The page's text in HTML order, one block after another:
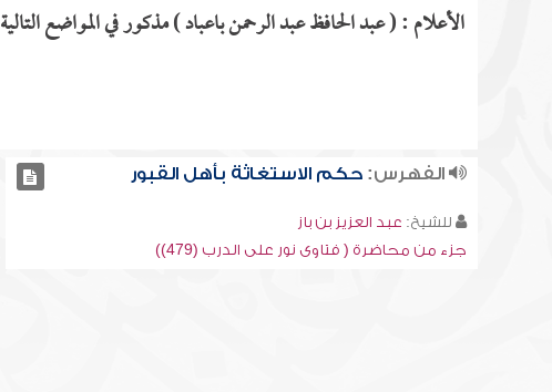
الأعلام : ( عبد الحافظ عبد الرحمن باعباد ) مذكور في المواضع التالية
الفهرس:حكم الاستغاثة بأهل القبور
للشيخ: عبد العزيز بن باز
جزء من محاضرة ( فتاوى نور على الدرب (479))